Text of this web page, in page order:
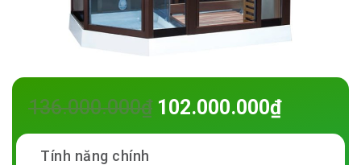
136.000.000₫ 102.000.000₫